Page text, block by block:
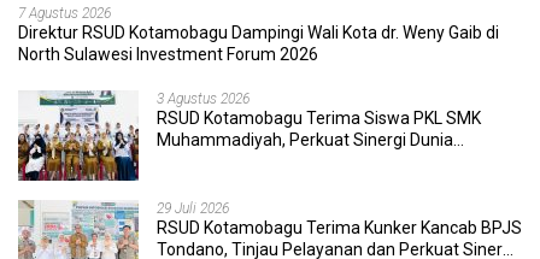
7 Agustus 2026
Direktur RSUD Kotamobagu Dampingi Wali Kota dr. Weny Gaib di
North Sulawesi Investment Forum 2026
3 Agustus 2026
RSUD Kotamobagu Terima Siswa PKL SMK
Muhammadiyah, Perkuat Sinergi Dunia
29 Juli 2026
RSUD Kotamobagu Terima Kunker Kancab BPJS
Tondano, Tinjau Pelayanan dan Perkuat Sinergi